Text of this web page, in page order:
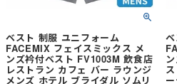
ベスト 制服 ユニフォーム
FACEMIX フェイスミックス メ
ンズ衿付ベスト FV1003M 飲食店
レストラン カフェ バー ラウンジ
メンズ ホテル ブライダル ソムリ